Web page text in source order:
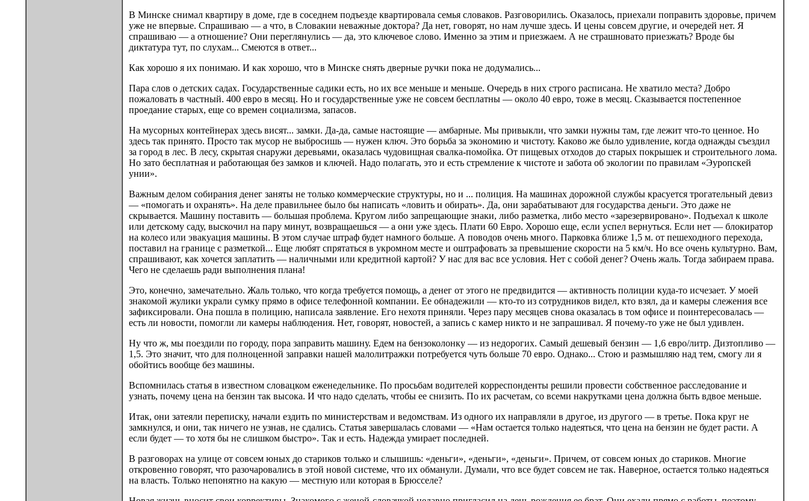
В Минске снимал квартиру в доме, где в соседнем подъезде квартировала семья словаков. Разговорились. Оказалось, приехали поправить здоровье, причем
уже не впервые. Спрашиваю — а что, в Словакии неважные доктора? Да нет, говорят, но нам лучше здесь. И цены совсем другие, и очередей нет. Я
спрашиваю — а отношение? Они переглянулись — да, это ключевое слово. Именно за этим и приезжаем. А не страшновато приезжать? Вроде бы
диктатура тут, по слухам... Смеются в ответ...
Как хорошо я их понимаю. И как хорошо, что в Минске снять дверные ручки пока не додумались...
Пара слов о детских садах. Государственные садики есть, но их все меньше и меньше. Очередь в них строго расписана. Не хватило места? Добро
пожаловать в частный. 400 евро в месяц. Но и государственные уже не совсем бесплатны — около 40 евро, тоже в месяц. Сказывается постепенное
проедание старых, еще со времен социализма, запасов.
На мусорных контейнерах здесь висят... замки. Да-да, самые настоящие — амбарные. Мы привыкли, что замки нужны там, где лежит что-то ценное. Но
здесь так принято. Просто так мусор не выбросишь — нужен ключ. Это борьба за экономию и чистоту. Каково же было удивление, когда однажды съездил
за город в лес. В лесу, скрытая снаружи деревьями, оказалась чудовищная свалка-помойка. От пищевых отходов до старых покрышек и строительного лома.
Но зато бесплатная и работающая без замков и ключей. Надо полагать, это и есть стремление к чистоте и забота об экологии по правилам «Эуропскей
унии».
Важным делом собирания денег заняты не только коммерческие структуры, но и ... полиция. На машинах дорожной службы красуется трогательный девиз
— «помогать и охранять». На деле правильнее было бы написать «ловить и обирать». Да, они зарабатывают для государства деньги. Это даже не
скрывается. Машину поставить — большая проблема. Кругом либо запрещающие знаки, либо разметка, либо место «зарезервировано». Подъехал к школе
или детскому саду, выскочил на пару минут, возвращаешься — а они уже здесь. Плати 60 Евро. Хорошо еще, если успел вернуться. Если нет — блокиратор
на колесо или эвакуация машины. В этом случае штраф будет намного больше. А поводов очень много. Парковка ближе 1,5 м. от пешеходного перехода,
поставил на границе с разметкой... Еще любят спрятаться в укромном месте и оштрафовать за превышение скорости на 5 км/ч. Но все очень культурно. Вам,
спрашивают, как хочется заплатить — наличными или кредитной картой? У нас для вас все условия. Нет с собой денег? Очень жаль. Тогда забираем права.
Чего не сделаешь ради выполнения плана!
Это, конечно, замечательно. Жаль только, что когда требуется помощь, а денег от этого не предвидится — активность полиции куда-то исчезает. У моей
знакомой жулики украли сумку прямо в офисе телефонной компании. Ее обнадежили — кто-то из сотрудников видел, кто взял, да и камеры слежения все
зафиксировали. Она пошла в полицию, написала заявление. Его нехотя приняли. Через пару месяцев снова оказалась в том офисе и поинтересовалась —
есть ли новости, помогли ли камеры наблюдения. Нет, говорят, новостей, а запись с камер никто и не запрашивал. Я почему-то уже не был удивлен.
Ну что ж, мы поездили по городу, пора заправить машину. Едем на бензоколонку — из недорогих. Самый дешевый бензин — 1,6 евро/литр. Дизтопливо —
1,5. Это значит, что для полноценной заправки нашей малолитражки потребуется чуть больше 70 евро. Однако... Стою и размышляю над тем, смогу ли я
обойтись вообще без машины.
Вспомнилась статья в известном словацком еженедельнике. По просьбам водителей корреспонденты решили провести собственное расследование и
узнать, почему цена на бензин так высока. И что надо сделать, чтобы ее снизить. По их расчетам, со всеми накрутками цена должна быть вдвое меньше.
Итак, они затеяли переписку, начали ездить по министерствам и ведомствам. Из одного их направляли в другое, из другого — в третье. Пока круг не
замкнулся, и они, так ничего не узнав, не сдались. Статья завершалась словами — «Нам остается только надеяться, что цена на бензин не будет расти. А
если будет — то хотя бы не слишком быстро». Так и есть. Надежда умирает последней.
В разговорах на улице от совсем юных до стариков только и слышишь: «деньги», «деньги», «деньги». Причем, от совсем юных до стариков. Многие
откровенно говорят, что разочаровались в этой новой системе, что их обманули. Думали, что все будет совсем не так. Наверное, остается только надеяться
на власть. Только непонятно на какую — местную или которая в Брюсселе?